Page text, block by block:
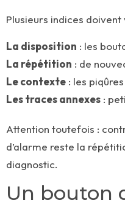
Plusieurs indices
La disposition : les
La répétition : de
Le contexte : les
Les traces annexes :
Attention toutefois :
d’alarme reste la
diagnostic.
Un bouton